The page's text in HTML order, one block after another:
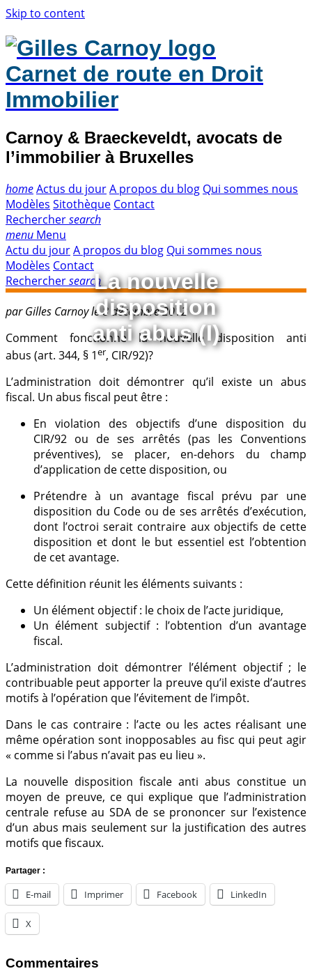
Skip to content
Carnet de route en Droit
Immobilier
Carnoy & Braeckeveldt, avocats de
l’immobilier à Bruxelles
homeActus du jourA propos du blog Qui sommes nous
Modèles Sitothèque Contact
Recherchersearch
menu Menu
Actu du jourA propos du blog Qui sommes nous
Modèles Contact
RecherchersearchLa nouvelle
disposition
anti abus (I)
par Gilles Carnoy le 8 décembre 2012
Comment fonctionne la nouvelle disposition anti
abus (art. 344, § 1er, CIR/92)?
L’administration doit démontrer qu’il existe un abus
fiscal. Un abus fiscal peut être :
En violation des objectifs d’une disposition du
CIR/92 ou de ses arrêtés (pas les Conventions
préventives), se placer, en-dehors du champ
d’application de cette disposition, ou
Prétendre à un avantage fiscal prévu par une
disposition du Code ou de ses arrêtés d’exécution,
dont l’octroi serait contraire aux objectifs de cette
disposition et dont le but essentiel est l’obtention
de cet avantage.
Cette définition réunit les éléments suivants :
Un élément objectif : le choix de l’acte juridique,
Un élément subjectif : l’obtention d’un avantage
fiscal.
L’administration doit démontrer l’élément objectif ; le
contribuable peut apporter la preuve qu’il existe d’autres
motifs à l’opération que l’évitement de l’impôt.
Dans le cas contraire : l’acte ou les actes réalisant une
même opération sont inopposables au fisc qui peut agir
« comme si l’abus n’avait pas eu lieu ».
La nouvelle disposition fiscale anti abus constitue un
moyen de preuve, ce qui explique que l’administration
centrale refuse au SDA de se prononcer sur l’existence
d’un abus mais seulement sur la justification des autres
motifs que fiscaux.
Partager :
E-mail Imprimer Facebook LinkedIn
X
Commentaires